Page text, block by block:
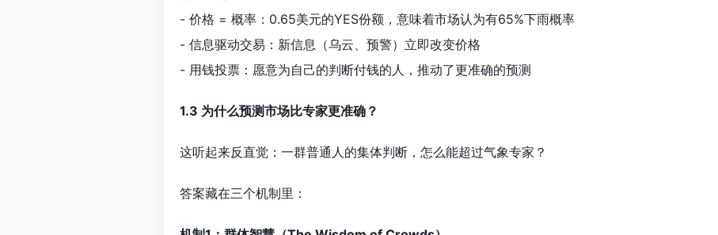
- 价格 = 概率：0.65美元的YES份额，意味着市场认为有65%下雨概率
- 信息驱动交易：新信息（乌云、预警）立即改变价格
- 用钱投票：愿意为自己的判断付钱的人，推动了更准确的预测
1.3 为什么预测市场比专家更准确？
这听起来反直觉：一群普通人的集体判断，怎么能超过气象专家？
答案藏在三个机制里：